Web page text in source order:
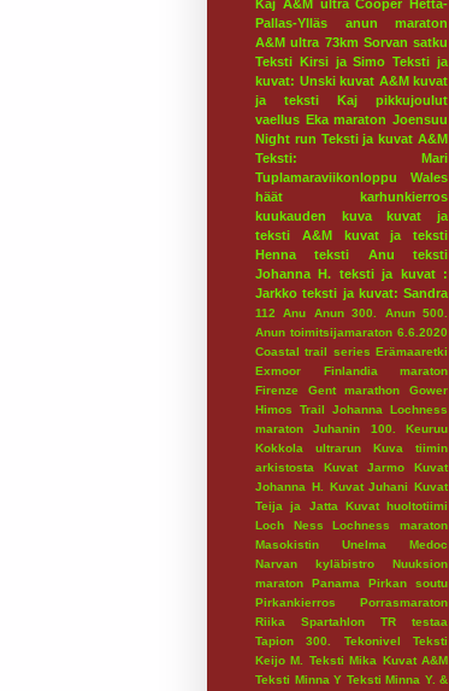
Kaj A&M ultra Cooper Hetta-
Pallas-Ylläs
anun maraton
A&M ultra 73km Sorvan satku
Teksti Kirsi ja Simo Teksti ja
kuvat: Unski kuvat A&M kuvat
ja teksti Kaj
pikkujoulut
vaellus Eka maraton Joensuu
Night run Teksti ja kuvat A&M
Teksti: Mari
Tuplamaraviikonloppu
Wales
häät
karhunkierros
kuukauden kuva
kuvat ja
teksti A&M
kuvat ja teksti
Henna
teksti Anu
teksti
Johanna H. teksti ja kuvat :
Jarkko teksti ja kuvat: Sandra
112 Anu Anun 300.
Anun 500.
Anun toimitsijamaraton 6.6.2020
Coastal trail series Erämaaretki
Exmoor
Finlandia maraton
Firenze
Gent marathon
Gower
Himos Trail
Johanna Lochness
maraton
Juhanin 100.
Keuruu
Kokkola ultrarun
Kuva tiimin
arkistosta
Kuvat Jarmo
Kuvat
Johanna H.
Kuvat Juhani Kuvat
Teija ja Jatta
Kuvat huoltotiimi
Loch Ness
Lochness maraton
Masokistin Unelma
Medoc
Narvan kyläbistro
Nuuksion
maraton
Panama
Pirkan soutu
Pirkankierros
Porrasmaraton
Riika
Spartahlon
TR testaa
Tapion 300.
Tekonivel
Teksti
Keijo M.
Teksti Mika Kuvat A&M
Teksti Minna Y Teksti Minna Y. &